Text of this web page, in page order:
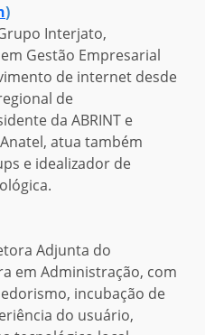
)
Interjato,
Gestão Empresarial
de internet desde
de
da ABRINT e
atua também
e idealizador de
Adjunta do
em Administração, com
incubação de
do usuário,